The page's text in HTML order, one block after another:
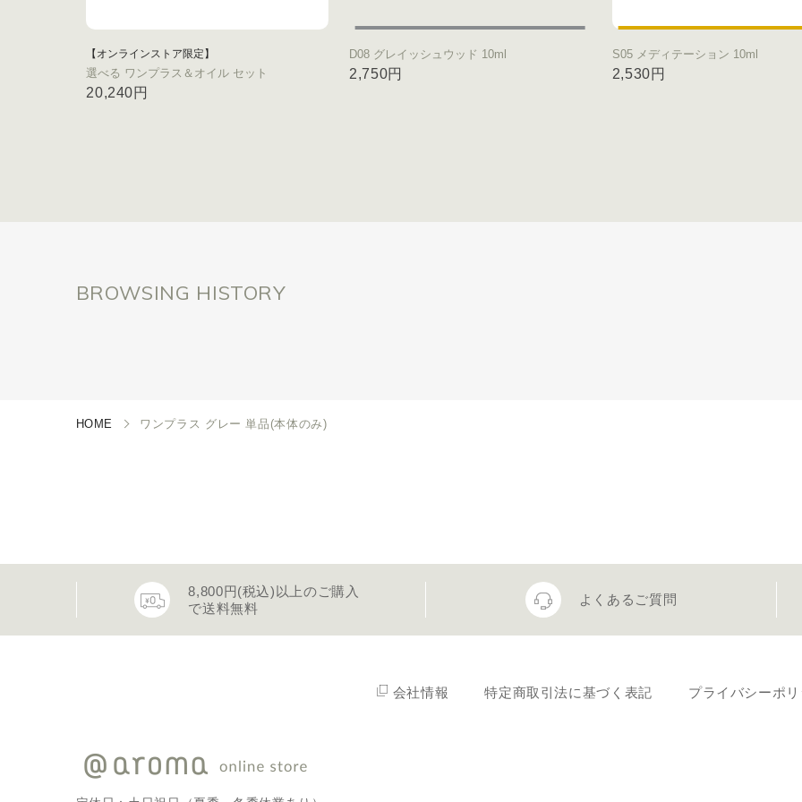
【オンラインストア限定】
選べる ワンプラス＆オイル セット
20,240円
D08 グレイッシュウッド 10ml
2,750円
S05 メディテーション 10ml
2,530円
BROWSING HISTORY
HOME ワンプラス グレー 単品(本体のみ)
8,800円(税込)以上のご購入
で送料無料
よくあるご質問
会社情報 特定商取引法に基づく表記 プライバシーポ